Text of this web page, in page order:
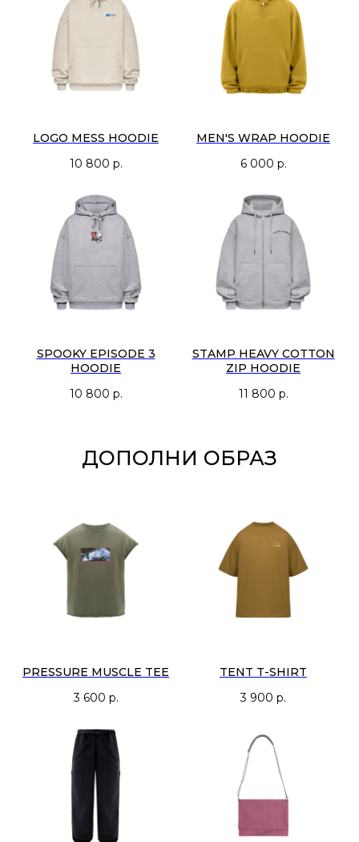
Надпись «Bon Appétit» на груди отсылает к французской культуре,
передавая дух наслаждения жизнью и модой, а название "Voyageur"
символизирует жажду открытий. Это тот айтем, который не только
выглядит хорошо, но и дарит комфорт во время путешествий.
LOGO MESS HOODIE
10 800 р.
MEN'S WRAP HOODIE
6 000 р.
SPOOKY EPISODE 3
HOODIE
10 800 р.
STAMP HEAVY COTTON
ZIP HOODIE
11 800 р.
ДОПОЛНИ ОБРАЗ
PRESSURE MUSCLE TEE
3 600 р.
TENT T-SHIRT
3 900 р.